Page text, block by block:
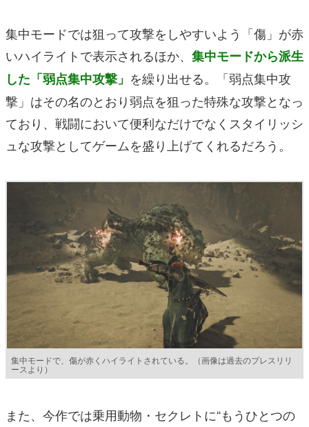
集中モードでは狙って攻撃をしやすいよう「傷」が赤
いハイライトで表示されるほか、 集中モードから派生
した「弱点集中攻撃」 を繰り出せる。「弱点集中攻
撃」はその名のとおり弱点を狙った特殊な攻撃となっ
ており、戦闘において便利なだけでなくスタイリッシ
ュな攻撃としてゲームを盛り上げてくれるだろう。
集中モードで、傷が赤くハイライトされている。（画像は過去のプレスリリ
ースより）
また、今作では乗用動物・セクレトに“もうひとつの